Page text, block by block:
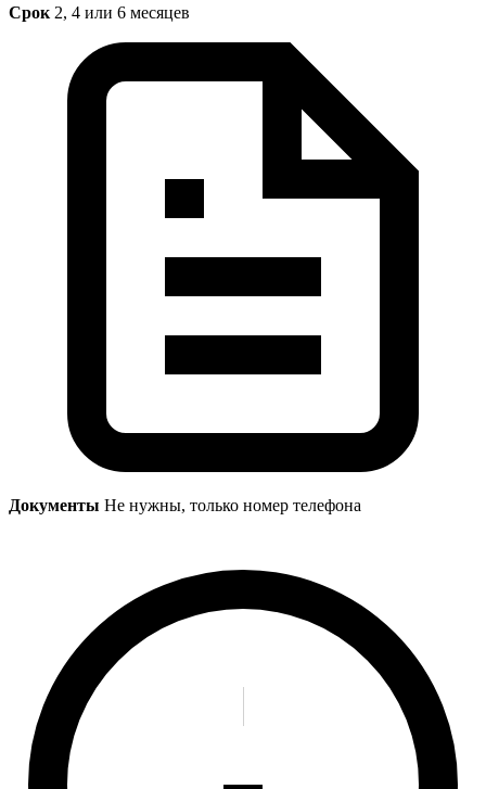
Срок 2, 4 или 6 месяцев
Документы Не нужны, только номер телефона